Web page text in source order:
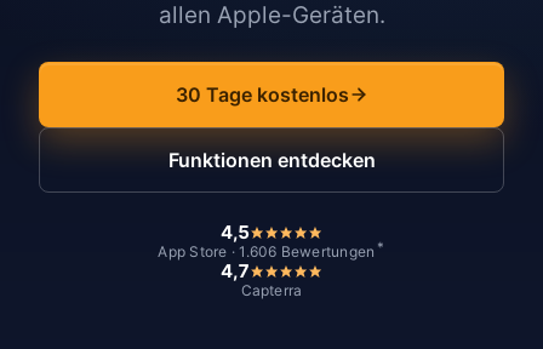
allen Apple-Geräten.
30 Tage kostenlos
Funktionen entdecken
4,5
App Store · 1.606 Bewertungen *
4,7
Capterra